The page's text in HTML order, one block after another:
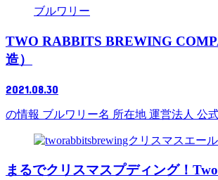
ブルワリー
TWO RABBITS BREWING
造）
2021.08.30
の情報 ブルワリー名 所在地 運営法人 公
まるでクリスマスプディング！